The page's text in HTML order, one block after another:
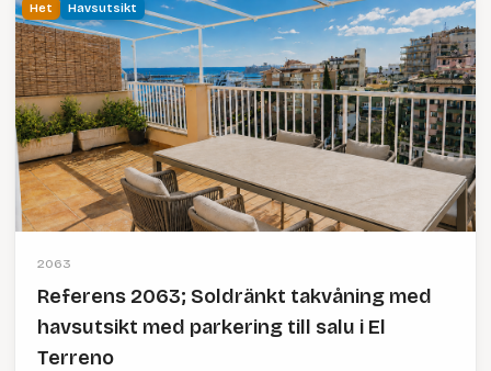
Het Havsutsikt
2063
Referens 2063; Soldränkt takvåning med
havsutsikt med parkering till salu i El
Terreno